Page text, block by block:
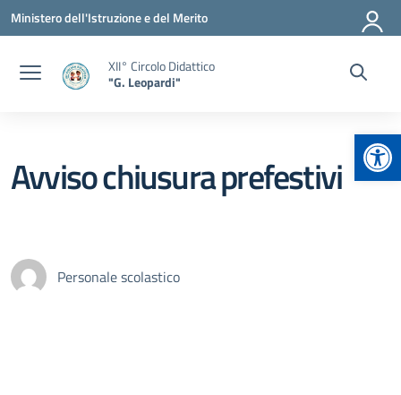
Vai ai contenuti
Vai al menu di navigazione
Vai al footer
Ministero dell'Istruzione e del Merito
XII° Circolo Didattico
"G. Leopardi"
Avviso chiusura prefestivi
Personale scolastico